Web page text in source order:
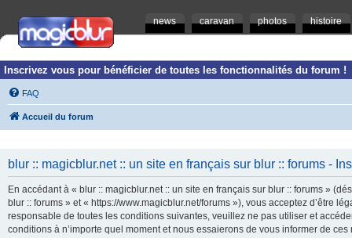
news caravan photos histoire
Inscrivez vous pour bénéficier de toutes les fonctionnalités du forum !
FAQ
Accueil du forum
blur :: magicblur.net :: un site en français sur blur :: forums -
En accédant à « blur :: magicblur.net :: un site en français sur blur :: forums »
blur :: forums » et « https://www.magicblur.net/forums »), vous acceptez d’être
responsable de toutes les conditions suivantes, veuillez ne pas utiliser et
conditions à n’importe quel moment et nous essaierons de vous informer de